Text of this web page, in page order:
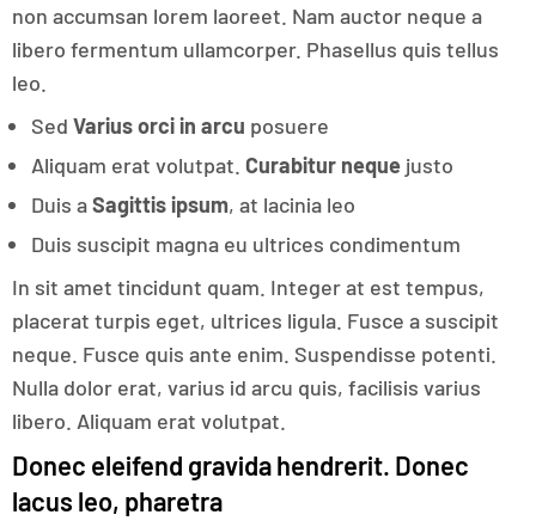
non accumsan lorem laoreet. Nam auctor neque a
libero fermentum ullamcorper. Phasellus quis tellus
leo.
Sed Varius orci in arcu posuere
Aliquam erat volutpat. Curabitur neque justo
Duis aSagittis ipsum, at lacinia leo
Duis suscipit magna eu ultrices condimentum
In sit amet tincidunt quam. Integer at est tempus,
placerat turpis eget, ultrices ligula. Fusce a suscipit
neque. Fusce quis ante enim. Suspendisse potenti.
Nulla dolor erat, varius id arcu quis, facilisis varius
libero. Aliquam erat volutpat.
Donec eleifend gravida hendrerit. Donec
lacus leo, pharetra